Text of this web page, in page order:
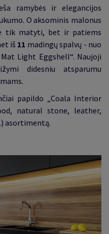
ramybės ir elegancijos
O aksominis malonus
tik matyti, bet ir patiems
iš 11 madingų spalvų - nuo
Mat Light Eggshell“. Naujoji
didesniu atsparumu
papildo „Coala Interior
natural stone, leather,
asortimentą.